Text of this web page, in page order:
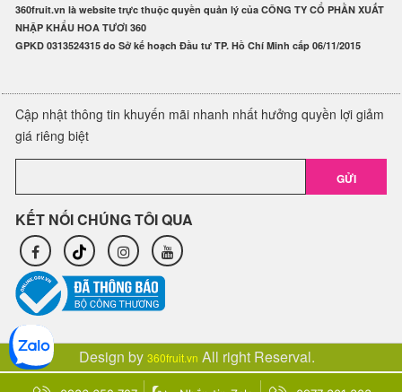
360fruit.vn là website trực thuộc quyền quản lý của CÔNG TY CỔ PHẦN XUẤT
NHẬP KHẨU HOA TƯƠI 360
GPKD 0313524315 do Sở kế hoạch Đầu tư TP. Hồ Chí Minh cấp 06/11/2015
Cập nhật thông tin khuyến mãi nhanh nhất hưởng quyền lợi giảm
giá riêng biệt
GỬI
KẾT NỐI CHÚNG TÔI QUA
Design by 360fruit.vn All right Reserval.